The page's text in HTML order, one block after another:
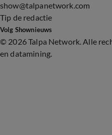
show@talpanetwork.com
Tip de redactie
Volg Shownieuws
© 2026 Talpa Network. Alle
en datamining.